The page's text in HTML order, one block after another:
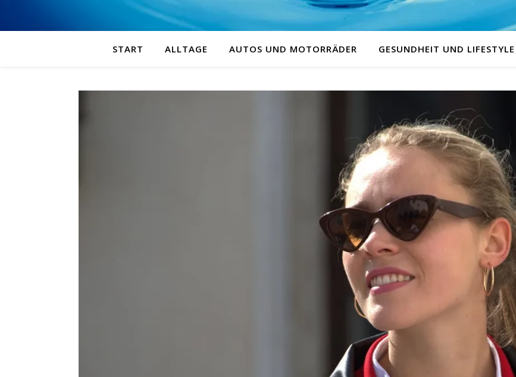
START ALLTAGE AUTOS UND MOTORRÄDER GESUNDHEIT UND LIFESTYLE